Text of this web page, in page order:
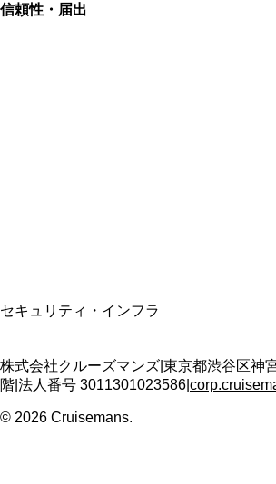
信頼性・届出
セキュリティ・インフラ
株式会社クルーズマンズ 東京都渋谷区神
階 法人番号 3011301023586
© 2026 Cruisemans.